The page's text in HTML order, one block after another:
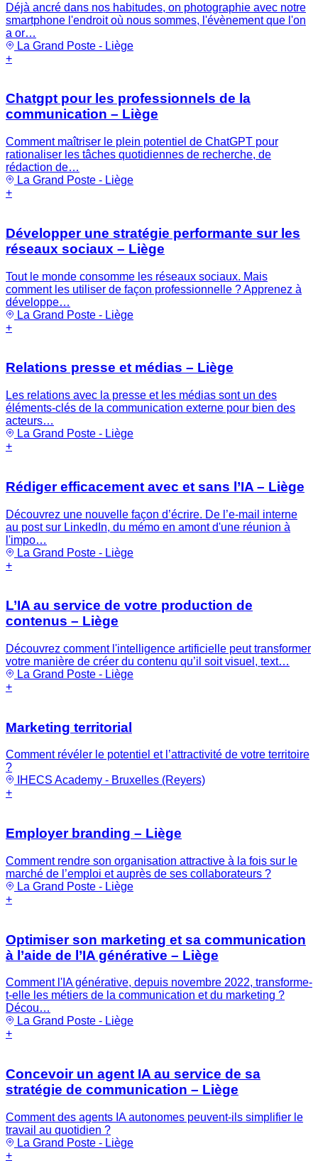
Déjà ancré dans nos habitudes, on photographie avec notre
smartphone l'endroit où nous sommes, l'évènement que l'on
a or…
La Grand Poste - Liège
+
Chatgpt pour les professionnels de la
communication – Liège
Comment maîtriser le plein potentiel de ChatGPT pour
rationaliser les tâches quotidiennes de recherche, de
rédaction de…
La Grand Poste - Liège
+
Développer une stratégie performante sur les
réseaux sociaux – Liège
Tout le monde consomme les réseaux sociaux. Mais
comment les utiliser de façon professionnelle ? Apprenez à
développe…
La Grand Poste - Liège
+
Relations presse et médias – Liège
Les relations avec la presse et les médias sont un des
éléments-clés de la communication externe pour bien des
acteurs…
La Grand Poste - Liège
+
Rédiger efficacement avec et sans l’IA – Liège
Découvrez une nouvelle façon d’écrire. De l’e-mail interne
au post sur LinkedIn, du mémo en amont d'une réunion à
l'impo…
La Grand Poste - Liège
+
L’IA au service de votre production de
contenus – Liège
Découvrez comment l'intelligence artificielle peut transformer
votre manière de créer du contenu qu’il soit visuel, text…
La Grand Poste - Liège
+
Marketing territorial
Comment révéler le potentiel et l’attractivité de votre territoire
?
IHECS Academy - Bruxelles (Reyers)
+
Employer branding – Liège
Comment rendre son organisation attractive à la fois sur le
marché de l’emploi et auprès de ses collaborateurs ?
La Grand Poste - Liège
+
Optimiser son marketing et sa communication
à l’aide de l’IA générative – Liège
Comment l'IA générative, depuis novembre 2022, transforme-
t-elle les métiers de la communication et du marketing ?
Décou…
La Grand Poste - Liège
+
Concevoir un agent IA au service de sa
stratégie de communication – Liège
Comment des agents IA autonomes peuvent-ils simplifier le
travail au quotidien ?
La Grand Poste - Liège
+